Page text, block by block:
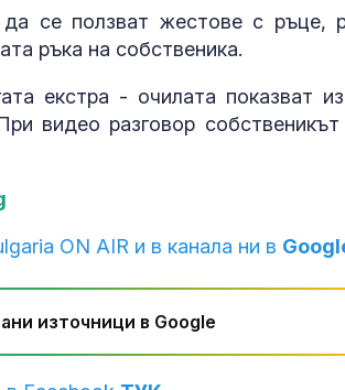
се ползват жестове с ръце,
ръка на собственика.
екстра - очилата показват
видео разговор
ON AIR и в канала ни в
източници в Google